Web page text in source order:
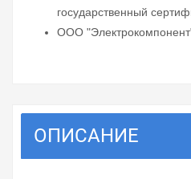
государственный
ООО
ОПИСАНИЕ